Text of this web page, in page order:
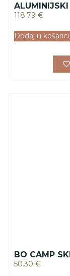
118.79 €
Dodaj u
BO CAMP
50.30 €